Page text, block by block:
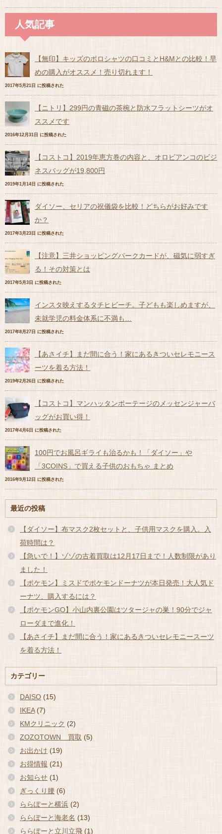
人気記事
【無印】キッズのポロシャツの口コミとH&Mとの比較！早
めの購入がオススメ！売り切れます！
2017年5月21日 に投稿された
【ニトリ】299円の青磁の茶椀と防水フラットシーツがオ
ススメです
2016年12月31日 に投稿された
【コストコ】2019年恵方巻の内容と、オロビアンコのビジ
ネスバッグが19,800円
2019年1月14日 に投稿された
ダイソー、セリアの祝儀袋を比較！どちらがお好みです
か？
2017年3月23日 に投稿された
【注意】三井ショッピングパークカードが、磁気に弱すぎ
る！その対策とは
2017年5月3日 に投稿された
インスタ映えするタチヒビーチ。子どもも楽しめますが、
未就学児の料金体系に不満も…
2017年8月27日 に投稿された
【あさイチ】まだ間に合う！家にあるきついセレモニース
ーツを着る方法！
2019年2月26日 に投稿された
【コストコ】マンハッタンポーテージのメッセンジャーバ
ッグがお買い得！
2017年4月6日 に投稿された
100円でお風呂ギライも治るかも！「ダイソー」や
「3COINS」で買える子供のおもちゃ まとめ
2016年9月12日 に投稿された
最近の投稿
【ダイソー】布マスク2枚セットと、子供用マスクを購入。入
荷時間は？
【急いで！】ゾゾの古着買取は12月17日まで！人数制限があり
ました！
【ポケモン】ミスドでポケモンドーナツが本日発売！大人気ド
ーナツ、購入するには？
【ポケモンGO】小山内裏公園はツタージャの巣！90分でジャ
ローダまで進化！
【あさイチ】まだ間に合う！家にあるきついセレモニースーツ
を着る方法！
カテゴリー
DAISO (15)
IKEA(7)
KMクリニック (2)
ZOZOTOWN 買取 (5)
お出かけ (19)
お得情報 (21)
お知らせ (1)
ぎっくり腰 (6)
ららぽーと横浜 (2)
ららぽーと海老名 (13)
ららぽーと立川立飛 (1)